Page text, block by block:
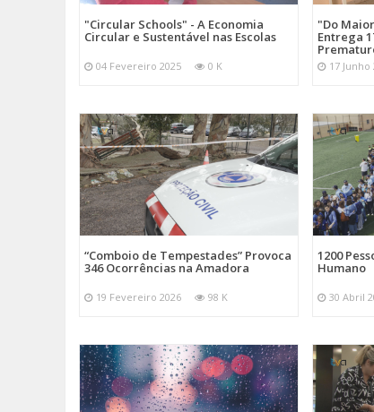
"Circular Schools" - A Economia
Circular e Sustentável nas Escolas
04 Fevereiro 2025 0 K
"Do
Entrega
17 Junho
“Comboio de Tempestades” Provoca
346 Ocorrências na Amadora
19 Fevereiro 2026 98 K
1200
Humano
30 Abril